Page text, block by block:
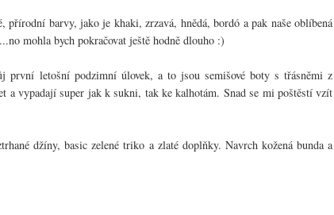
barvy, jako je khaki, zrzavá, hnědá, bordó a pak naše oblíbená
mohla bych pokračovat ještě hodně dlouho :)
první letošní podzimní úlovek, a to jsou semišové boty s třásněmi z
a vypadají super jak k sukni, tak ke kalhotám. Snad se mi poštěstí vzít
džíny, basic zelené triko a zlaté doplňky. Navrch kožená bunda a